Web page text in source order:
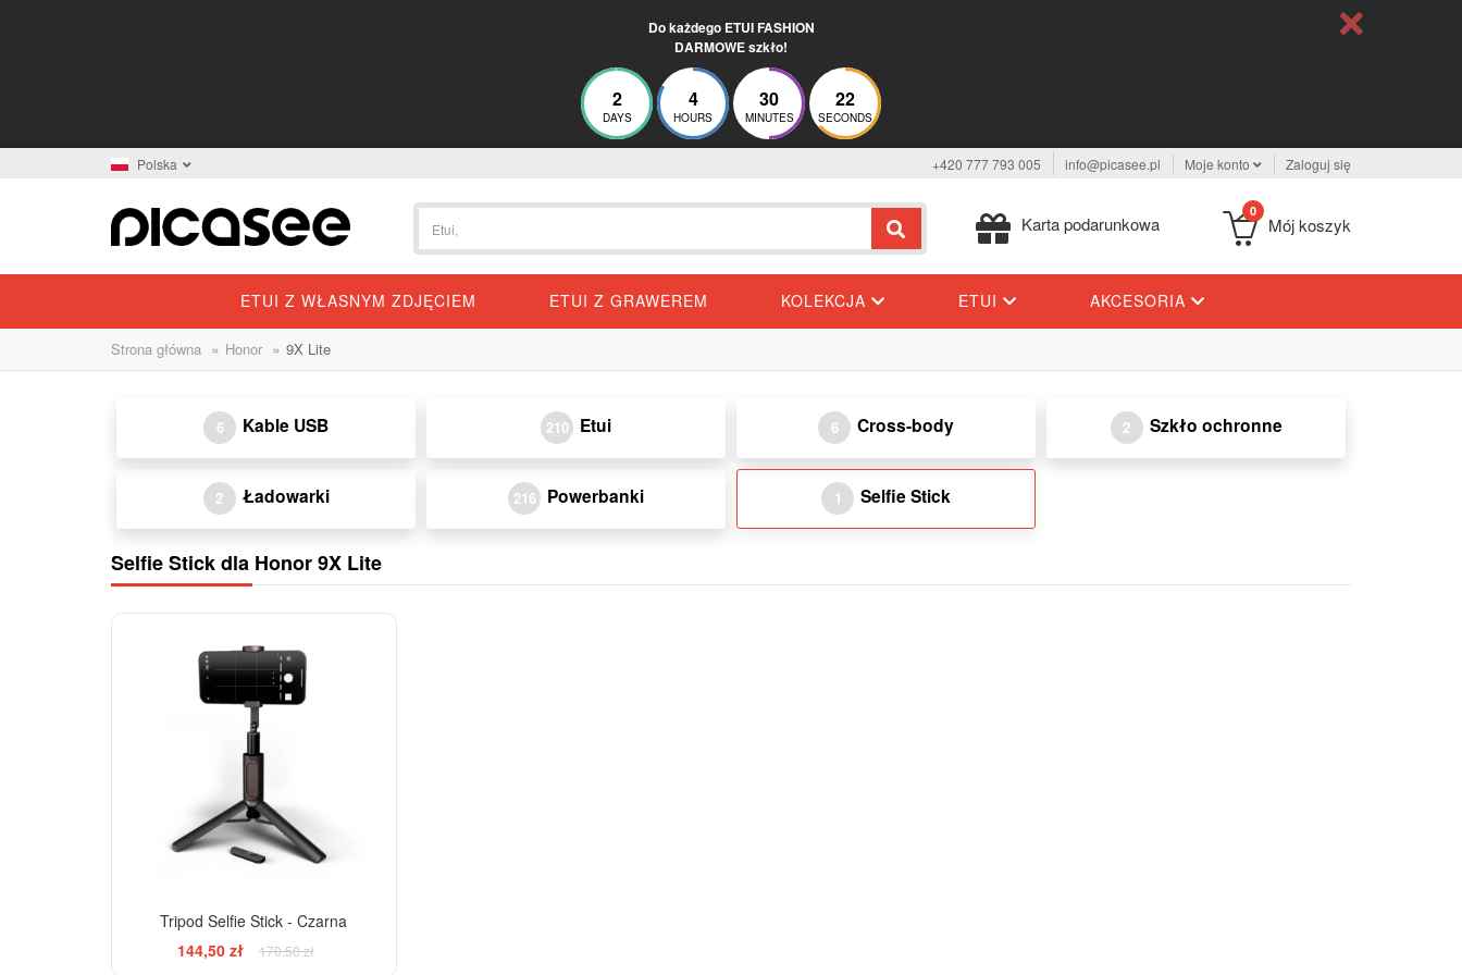
Do każdego ETUI FASHION
DARMOWE szkło!
2
DAYS
4
HOURS
30
MINUTES
21
SECONDS
Polska +420 777 793 005 info@picasee.pl Moje konto Zaloguj się
Karta podarunkowa
0
Mój koszyk
ETUI Z WŁASNYM ZDJĘCIEM ETUI Z GRAWEREM KOLEKCJA ETUI AKCESORIA
Strona główna » Honor » 9X Lite
6 Kable USB 210 Etui 6 Cross-body 2 Szkło ochronne
2 Ładowarki 216 Powerbanki 1 Selfie Stick
Selfie Stick dla Honor 9X Lite
Tripod Selfie Stick - Czarna
144,50 zł
170,50 zł